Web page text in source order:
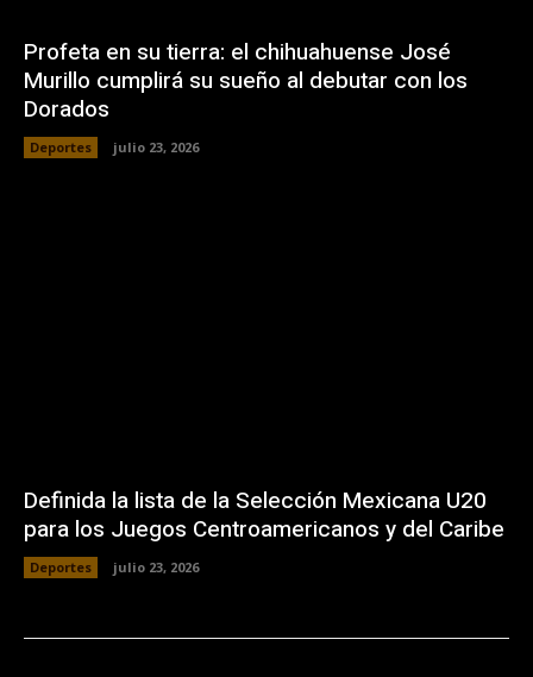
Profeta en su tierra: el chihuahuense José
Murillo cumplirá su sueño al debutar con los
Dorados
Deportes julio 23, 2026
Definida la lista de la Selección Mexicana U20
para los Juegos Centroamericanos y del Caribe
Deportes julio 23, 2026